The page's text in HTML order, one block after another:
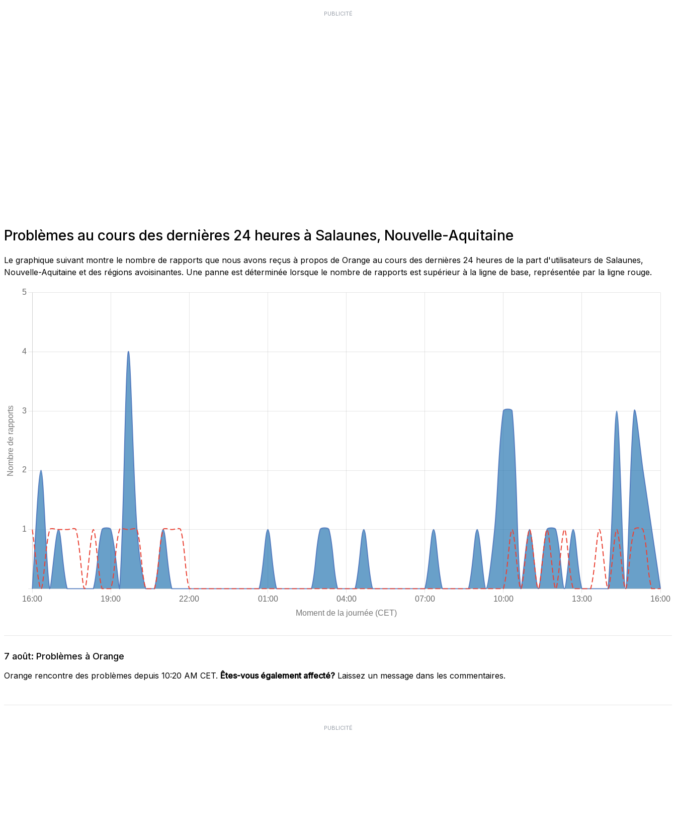
PUBLICITÉ
Problèmes au cours des dernières 24 heures à Salaunes, Nouvelle-Aquitaine
Le graphique suivant montre le nombre de rapports que nous avons reçus à propos de Orange au cours des dernières 24 heures de la part d'utilisateurs de Salaunes,
Nouvelle-Aquitaine et des régions avoisinantes. Une panne est déterminée lorsque le nombre de rapports est supérieur à la ligne de base, représentée par la ligne rouge.
7 août: Problèmes à Orange
Orange rencontre des problèmes depuis 10:20 AM CET. Êtes-vous également affecté? Laissez un message dans les commentaires.
PUBLICITÉ